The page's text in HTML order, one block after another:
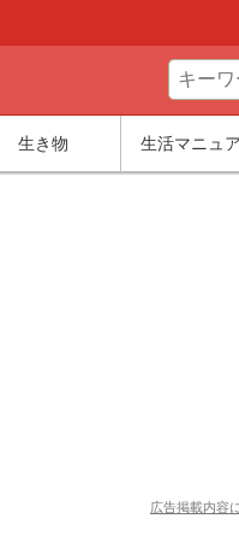
生き物 生活マニュ
広告掲載内容